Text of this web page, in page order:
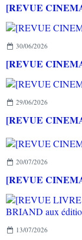
[REVUE
30/06/2026
[REVUE
29/06/2026
[REVUE
20/07/2026
[REVUE
13/07/2026